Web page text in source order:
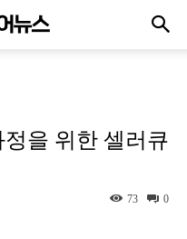
을 위한 셀러큐
0
73